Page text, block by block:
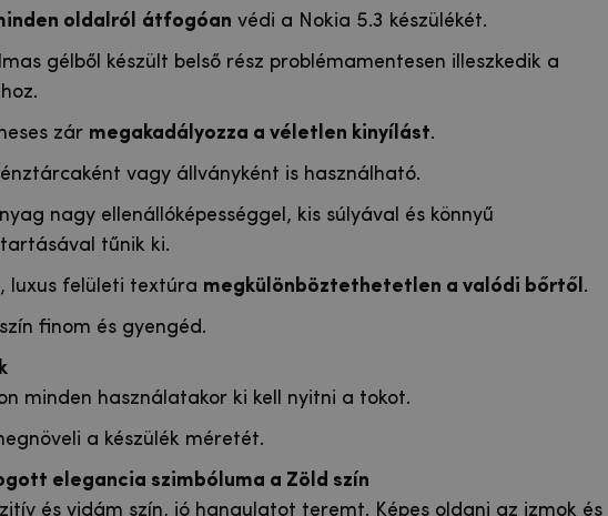
oldalról átfogóan védi a Nokia 5.3 készülékét.
gélből készült belső rész problémamentesen illeszkedik a
zár megakadályozza a véletlen kinyílást.
vagy állványként is használható.
nagy ellenállóképességgel, kis súlyával és könnyű
tűnik ki.
luxus felületi textúra megkülönböztethetetlen a valódi bőrtől.
finom és gyengéd.
minden használatakor ki kell nyitni a tokot.
a készülék méretét.
elegancia szimbóluma a Zöld szín
és vidám szín, jó hangulatot teremt. Képes oldani az izmok és